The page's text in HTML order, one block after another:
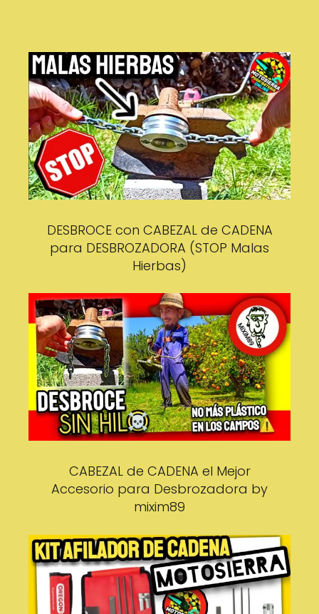
DESBROCE con CABEZAL de CADENA
para DESBROZADORA (STOP Malas
Hierbas)
CABEZAL de CADENA el Mejor
Accesorio para Desbrozadora by
mixim89